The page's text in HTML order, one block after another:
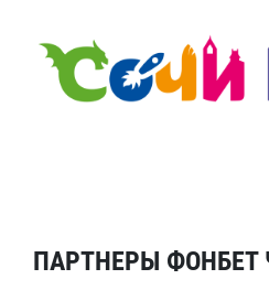
ПАРТНЕРЫ ФОНБЕТ